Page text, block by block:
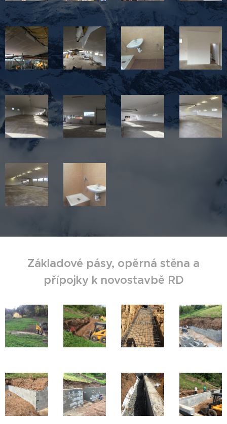
Základové pásy, opěrná stěna a
přípojky k novostavbě RD